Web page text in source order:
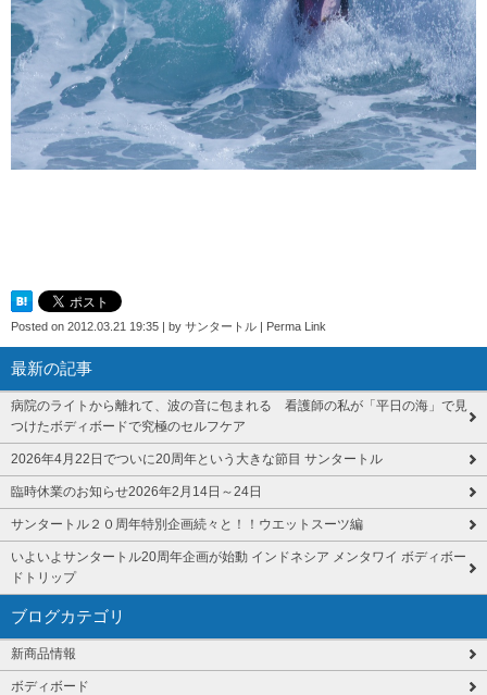
Posted on 2012.03.21 19:35 | by サンタートル | Perma Link
最新の記事
病院のライトから離れて、波の音に包まれる 看護師の私が「平日の海」で見
つけたボディボードで究極のセルフケア
2026年4月22日でついに20周年という大きな節目 サンタートル
臨時休業のお知らせ2026年2月14日～24日
サンタートル２０周年特別企画続々と！！ウエットスーツ編
いよいよサンタートル20周年企画が始動 インドネシア メンタワイ ボディボー
ドトリップ
ブログカテゴリ
新商品情報
ボディボード